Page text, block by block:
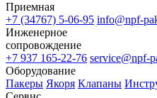
Приемная
+7 (34767) 5-06-95 info@npf-
Инженерное
сопровождение
+7 937 165-22-76 service@npf-
Оборудование
Пакеры Якоря Клапаны